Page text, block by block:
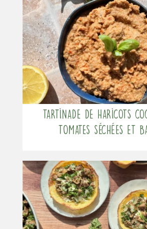
Tartinade de haricots
tomates séchées et